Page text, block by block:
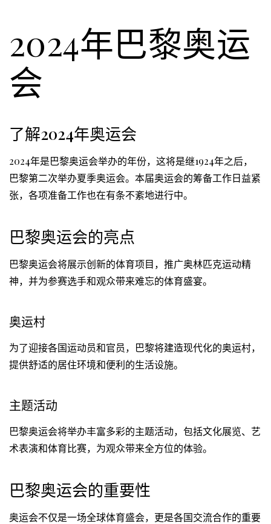
2024年巴黎奥运
会
了解2024年奥运会
2024年是巴黎奥运会举办的年份，这将是继1924年之后，
巴黎第二次举办夏季奥运会。本届奥运会的筹备工作日益紧
张，各项准备工作也在有条不紊地进行中。
巴黎奥运会的亮点
巴黎奥运会将展示创新的体育项目，推广奥林匹克运动精
神，并为参赛选手和观众带来难忘的体育盛宴。
奥运村
为了迎接各国运动员和官员，巴黎将建造现代化的奥运村，
提供舒适的居住环境和便利的生活设施。
主题活动
巴黎奥运会将举办丰富多彩的主题活动，包括文化展览、艺
术表演和体育比赛，为观众带来全方位的体验。
巴黎奥运会的重要性
奥运会不仅是一场全球体育盛会，更是各国交流合作的重要